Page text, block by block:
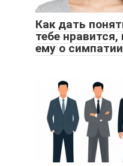
Как дать
тебе нравится,
ему о